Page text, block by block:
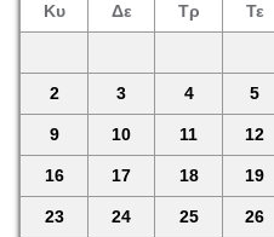
Κυ Δε Τρ Τε
2 3 4 5
9 10 11 12
16 17 18 19
23 24 25 26